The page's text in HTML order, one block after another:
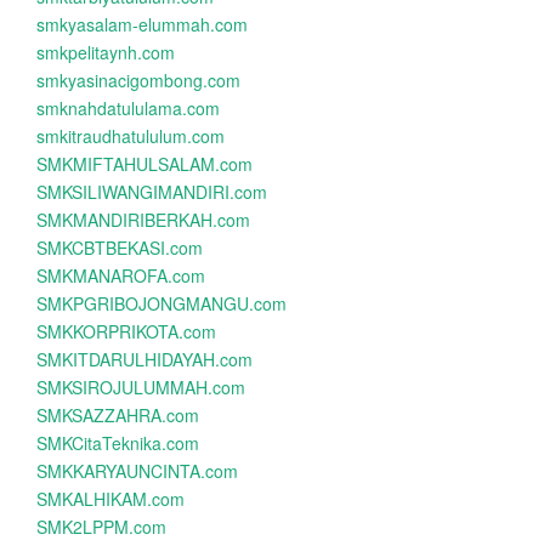
smkyasalam-elummah.com
smkpelitaynh.com
smkyasinacigombong.com
smknahdatululama.com
smkitraudhatululum.com
SMKMIFTAHULSALAM.com
SMKSILIWANGIMANDIRI.com
SMKMANDIRIBERKAH.com
SMKCBTBEKASI.com
SMKMANAROFA.com
SMKPGRIBOJONGMANGU.com
SMKKORPRIKOTA.com
SMKITDARULHIDAYAH.com
SMKSIROJULUMMAH.com
SMKSAZZAHRA.com
SMKCitaTeknika.com
SMKKARYAUNCINTA.com
SMKALHIKAM.com
SMK2LPPM.com